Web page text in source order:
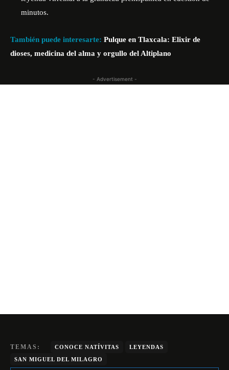
minutos.
También puede interesarte: Pulque en Tlaxcala: Elixir de
dioses, medicina del alma y orgullo del Altiplano
- Advertisement -
TEMAS: CONOCE NATÍVITAS
LEYENDAS
SAN MIGUEL DEL MILAGRO